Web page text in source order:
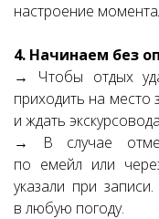
настроение
4. Начинаем без
→ Чтобы отдых
приходить на место
и ждать
→ В случае
по емейл или
указали при
в любую погоду.